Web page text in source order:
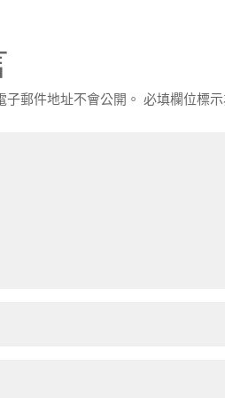
郵件地址不會公開。 必填欄位標